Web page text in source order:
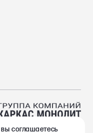
соглашаетесь